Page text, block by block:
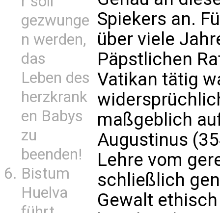
gezwunge
n werden,
das
Leben des
herzkrank
en Babys
zu
beenden!
Bistum
Huelva
Spiekers an.
über viele
Päpstlichen
Vatikan tätig
maßgeblich
Augustinus
Lehre vom
schließlich
Gewalt